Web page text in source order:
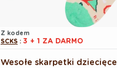
Z kodem
SCKS : 3 + 1 ZA DARMO
Wesołe skarpetki dziecięce